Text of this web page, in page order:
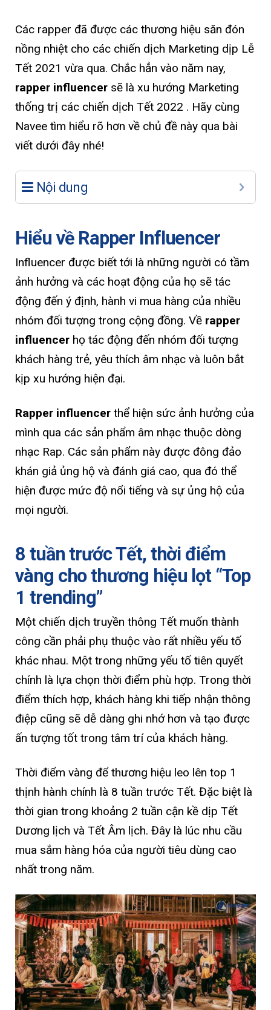
Các rapper đã được các thương hiệu săn đón
nồng nhiệt cho các chiến dịch Marketing dịp Lễ
Tết 2021 vừa qua. Chắc hẳn vào năm nay,
rapper influencer sẽ là xu hướng Marketing
thống trị các chiến dịch Tết 2022 . Hãy cùng
Navee tìm hiểu rõ hơn về chủ đề này qua bài
viết dưới đây nhé!
Nội dung
Hiểu về Rapper Influencer
Influencer được biết tới là những người có tầm
ảnh hưởng và các hoạt động của họ sẽ tác
động đến ý định, hành vi mua hàng của nhiều
nhóm đối tượng trong cộng đồng. Về rapper
influencer họ tác động đến nhóm đối tượng
khách hàng trẻ, yêu thích âm nhạc và luôn bắt
kịp xu hướng hiện đại.
Rapper influencer thể hiện sức ảnh hưởng của
mình qua các sản phẩm âm nhạc thuộc dòng
nhạc Rap. Các sản phẩm này được đông đảo
khán giả ủng hộ và đánh giá cao, qua đó thể
hiện được mức độ nổi tiếng và sự ủng hộ của
mọi người.
8 tuần trước Tết, thời điểm
vàng cho thương hiệu lọt “Top
1 trending”
Một chiến dịch truyền thông Tết muốn thành
công cần phải phụ thuộc vào rất nhiều yếu tố
khác nhau. Một trong những yếu tố tiên quyết
chính là lựa chọn thời điểm phù hợp. Trong thời
điểm thích hợp, khách hàng khi tiếp nhận thông
điệp cũng sẽ dễ dàng ghi nhớ hơn và tạo được
ấn tượng tốt trong tâm trí của khách hàng.
Thời điểm vàng để thương hiệu leo lên top 1
thịnh hành chính là 8 tuần trước Tết. Đặc biệt là
thời gian trong khoảng 2 tuần cận kề dịp Tết
Dương lịch và Tết Âm lịch. Đây là lúc nhu cầu
mua sắm hàng hóa của người tiêu dùng cao
nhất trong năm.